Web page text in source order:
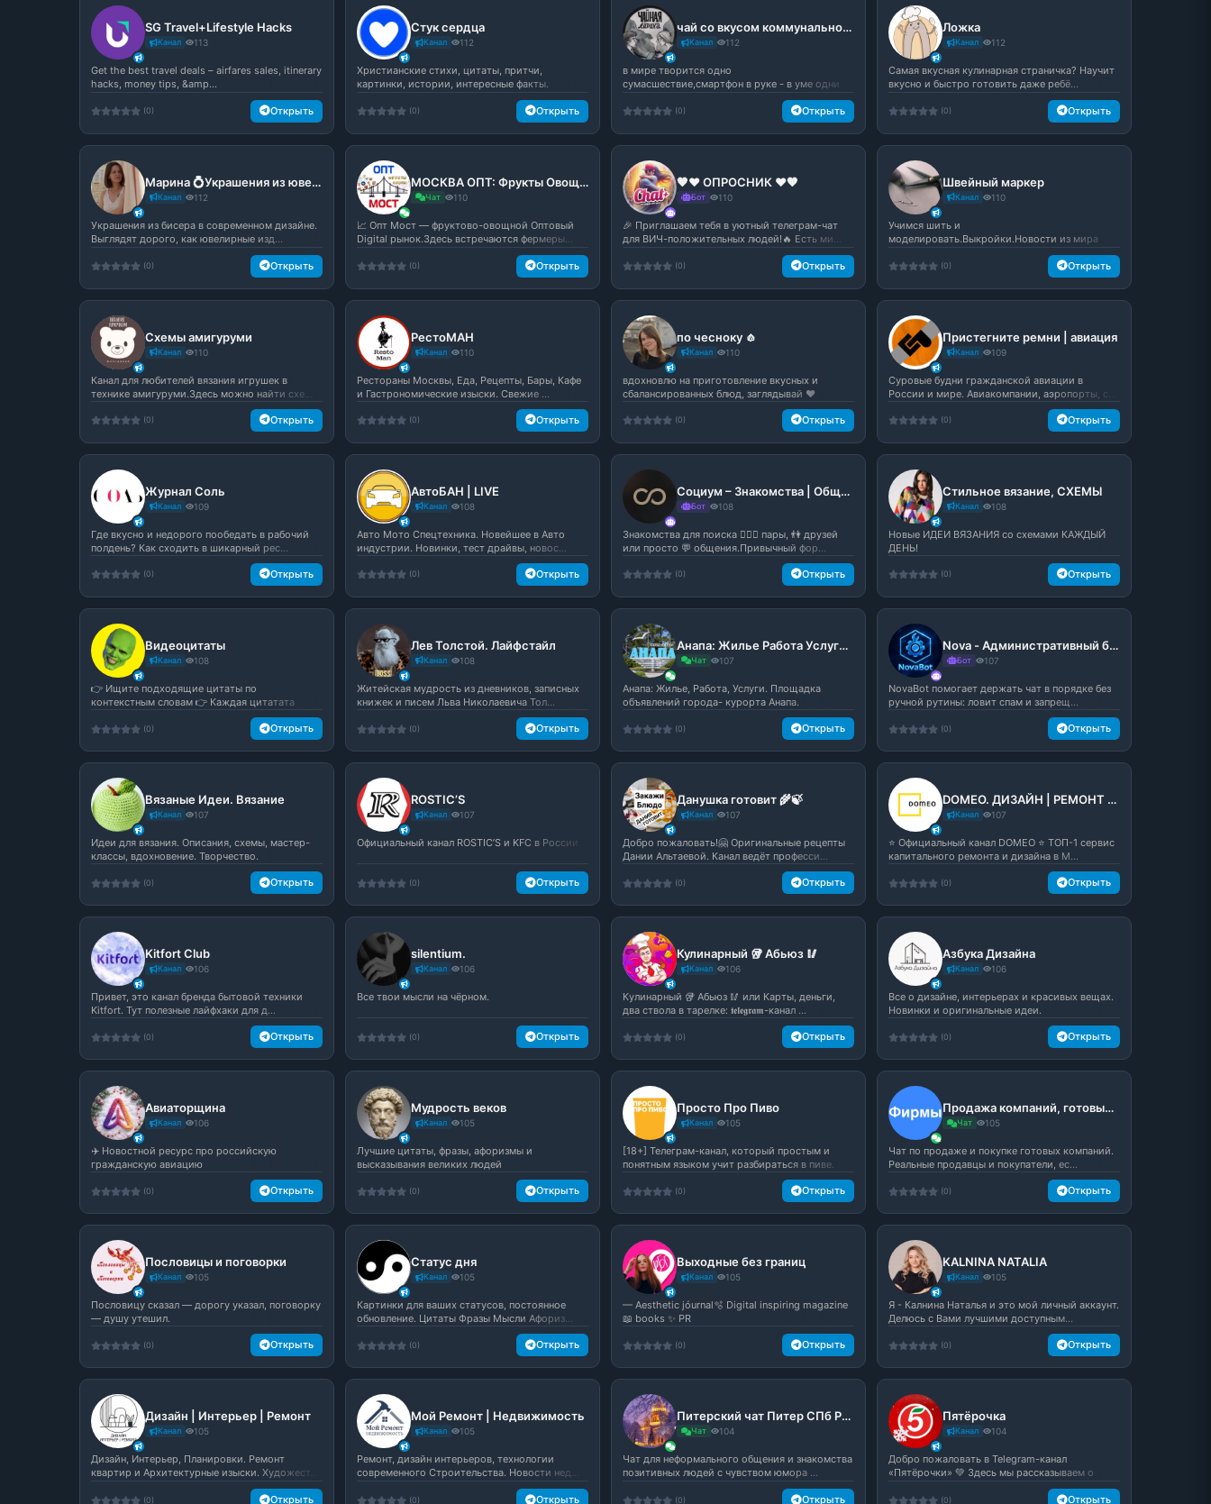
SG Travel+Lifestyle Hacks
Канал 113
Get the best travel deals – airfares sales, itinerary
hacks, money tips, &amp...
(0) Открыть
Стук сердца
Канал 112
Христианские стихи, цитаты, притчи,
картинки, истории, интересные факты.
(0) Открыть
чай со вкусом коммунальной квартиры
Канал 112
в мире творится одно
сумасшествие,смартфон в руке - в уме одни
(0) Открыть
Ложка
Канал 112
Самая вкусная кулинарная страничка? Научит
вкусно и быстро готовить даже ребё...
(0) Открыть
Марина 💍Украшения из ювелирного бисера 🪡 Mariosa_jewelry
Канал 112
Украшения из бисера в современном дизайне.
Выглядят дорого, как ювелирные изд...
(0) Открыть
МОСКВА ОПТ: Фрукты Овощи Орехи Грибы Оптом Купить / Продать. ПОСТАВЩИКИ
Чат 110
📈 Опт Мост — фруктово-овощной Оптовый
Digital рынок.Здесь встречаются фермеры...
(0) Открыть
🧡❤️ ОПРОСНИК ❤️🧡
Бот 110
🎉 Приглашаем тебя в уютный телеграм-чат
для ВИЧ-положительных людей!🔥 Есть ми...
(0) Открыть
Швейный маркер
Канал 110
Учимся шить и
моделировать.Выкройки.Новости из мира
(0) Открыть
Схемы амигуруми
Канал 110
Канал для любителей вязания игрушек в
технике амигуруми.Здесь можно найти схе...
(0) Открыть
РестоМАН
Канал 110
Рестораны Москвы, Еда, Рецепты, Бары, Кафе
и Гастрономические изыски. Свежие ...
(0) Открыть
по чесноку 🧄
Канал 110
вдохновлю на приготовление вкусных и
сбалансированных блюд, заглядывай ❤️
(0) Открыть
Пристегните ремни | авиация
Канал 109
Суровые будни гражданской авиации в
России и мире. Авиакомпании, аэропорты, с...
(0) Открыть
Журнал Соль
Канал 109
Где вкусно и недорого пообедать в рабочий
полдень? Как сходить в шикарный рес...
(0) Открыть
АвтоБАН | LIVE
Канал 108
Авто Мото Спецтехника. Новейшее в Авто
индустрии. Новинки, тест драйвы, новос...
(0) Открыть
Социум – Знакомства | Общение
Бот 108
Знакомства для поиска 👩‍❤‍👨 пары, 👫 друзей
или просто 💬 общения.Привычный фор...
(0) Открыть
Стильное вязание, СХЕМЫ
Канал 108
Новые ИДЕИ ВЯЗАНИЯ со схемами КАЖДЫЙ
ДЕНЬ!
(0) Открыть
Видеоцитаты
Канал 108
👉 Ищите подходящие цитаты по
контекстным словам 👉 Каждая цитатата
(0) Открыть
Лев Толстой. Лайфстайл
Канал 108
Житейская мудрость из дневников, записных
книжек и писем Льва Николаевича Тол...
(0) Открыть
Анапа: Жилье Работа Услуги (сдам-сниму комнату, квартиру, дом, коммерческое помещение посуточно и на длительный срок)
Чат 107
Анапа: Жилье, Работа, Услуги. Площадка
объявлений города- курорта Анапа.
(0) Открыть
Nova - Административный бот
Бот 107
NovaBot помогает держать чат в порядке без
ручной рутины: ловит спам и запрещ...
(0) Открыть
Вязаные Идеи. Вязание
Канал 107
Идеи для вязания. Описания, схемы, мастер-
классы, вдохновение. Творчество.
(0) Открыть
ROSTIC’S
Канал 107
Официальный канал ROSTIC’S и KFC в России
(0) Открыть
Данушка готовит 🌾🍃
Канал 107
Добро пожаловать!🤗 Оригинальные рецепты
Дании Альтаевой. Канал ведёт професси...
(0) Открыть
DOMEO. ДИЗАЙН | РЕМОНТ | НЕДВИЖИМОСТЬ
Канал 107
⭐️ Официальный канал DOMEO ⭐️ ТОП-1 сервис
капитального ремонта и дизайна в М...
(0) Открыть
Kitfort Club
Канал 106
Привет, это канал бренда бытовой техники
Kitfort. Тут полезные лайфхаки для д...
(0) Открыть
silentium.
Канал 106
Все твои мысли на чёрном.
(0) Открыть
Кулинарный 🥡 Абьюз 🥢
Канал 106
Кулинарный 🥡 Абьюз 🥢 или Карты, деньги,
два ствола в тарелке: 𝖙𝖊𝖑𝖊𝖌𝖗𝖆𝖒-канал ...
(0) Открыть
Азбука Дизайна
Канал 106
Все о дизайне, интерьерах и красивых вещах.
Новинки и оригинальные идеи.
(0) Открыть
Авиаторщина
Канал 106
✈️ Новостной ресурс про российскую
гражданскую авиацию
(0) Открыть
Мудрость веков
Канал 105
Лучшие цитаты, фразы, афоризмы и
высказывания великих людей
(0) Открыть
Просто Про Пиво
Канал 105
[18+] Телеграм-канал, который простым и
понятным языком учит разбираться в пиве.
(0) Открыть
Продажа компаний, готовые ООО
Чат 105
Чат по продаже и покупке готовых компаний.
Реальные продавцы и покупатели, ес...
(0) Открыть
Пословицы и поговорки
Канал 105
Пословицу сказал — дорогу указал, поговорку
— душу утешил.
(0) Открыть
Статус дня
Канал 105
Картинки для ваших статусов, постоянное
обновление. Цитаты Фразы Мысли Афориз...
(0) Открыть
Выходные без границ
Канал 105
— Aesthetic jóurnal🫧 Digital inspiring magazine
📖 books ✨ PR
(0) Открыть
KALNINA NATALIA
Канал 105
Я - Калнина Наталья и это мой личный аккаунт.
Делюсь с Вами лучшими доступным...
(0) Открыть
Дизайн | Интерьер | Ремонт
Канал 105
Дизайн, Интерьер, Планировки. Ремонт
квартир и Архитектурные изыски. Художест...
(0) Открыть
Мой Ремонт | Недвижимость
Канал 105
Ремонт, дизайн интерьеров, технологии
современного Строительства. Новости нед...
(0) Открыть
Питерский чат Питер СПб Роза Ветров
Чат 104
Чат для неформального общения и знакомства
позитивных людей с чувством юмора ...
(0) Открыть
Пятёрочка
Канал 104
Добро пожаловать в Telegram-канал
«Пятёрочки» 💚 Здесь мы рассказываем о
(0) Открыть